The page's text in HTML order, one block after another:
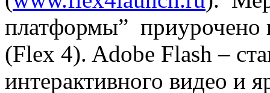
платформы” приурочено
(Flex 4). Adobe Flash –
интерактивного видео и